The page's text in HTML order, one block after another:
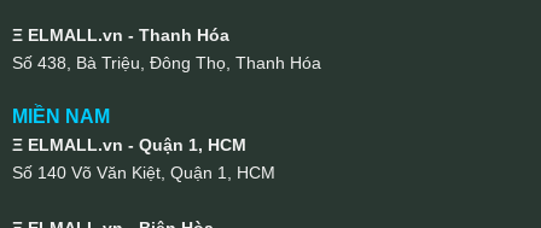
Ξ ELMALL.vn - Thanh Hóa
Số 438, Bà Triệu, Đông Thọ, Thanh Hóa
MIỀN NAM
Ξ ELMALL.vn - Quận 1, HCM
Số 140 Võ Văn Kiệt, Quận 1, HCM